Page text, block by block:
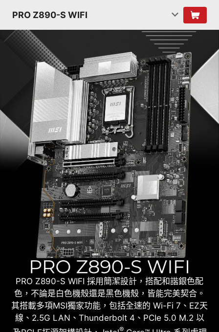
PRO Z890-S WIFI
PRO Z890-S WIFI 採用簡潔設計，搭配和諧銀色配
色，不論是白色機殼還是黑色機殼，皆能完美契合。
其搭載多項MSI獨家功能，包括全速的 Wi-Fi 7、EZ天
線、2.5G LAN、Thunderbolt 4、PCIe 5.0 M.2 以
®